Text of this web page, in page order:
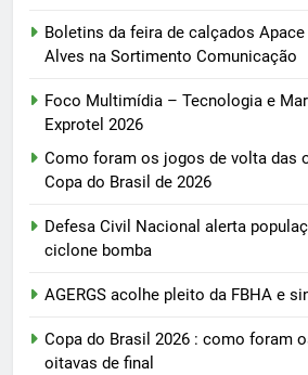
Boletins da feira de calçados
Alves na Sortimento Comunicação
Foco Multimídia – Tecnologia e
Exprotel 2026
Como foram os jogos de volta das
Copa do Brasil de 2026
Defesa Civil Nacional alerta
ciclone bomba
AGERGS acolhe pleito da FBHA e
Copa do Brasil 2026 : como foram
oitavas de final